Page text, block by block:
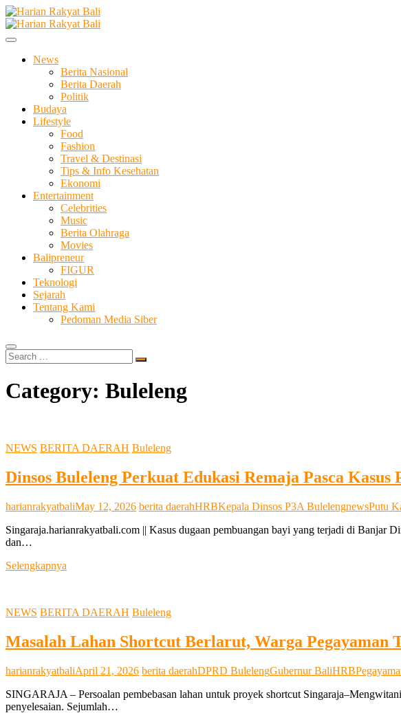
Skip
to
content
Harian Rakyat Bali
Membangun Semangat Kehidupan dan Berbangsa
News
Berita Nasional
Berita Daerah
Politik
Budaya
Lifestyle
Food
Fashion
Travel & Destinasi
Tips & Info Kesehatan
Ekonomi
Entertainment
Celebrities
Music
Berita Olahraga
Movies
Balipreneur
FIGUR
Teknologi
Sejarah
Tentang Kami
Pedoman Media Siber
Search
…
Category: Buleleng
NEWS BERITA DAERAH Buleleng
Dinsos Buleleng Perkuat Edukasi Remaja Pasca Kasus
harianrakyatbaliMay 12, 2026 berita daerahHRBKepala Dinsos P3A BulelengnewsPutu
Singaraja.harianrakyatbali.com || Kasus dugaan pembuangan bayi yang terjadi di Banjar
dan…
Selengkapnya
Remaja
Kasus
Pembuangan
di
Sawan
NEWS BERITA DAERAH Buleleng
Masalah Lahan Shortcut Berlarut, Warga Pegayaman
harianrakyatbaliApril 21, 2026 berita daerahDPRD BulelengGubernur BaliHRB
SINGARAJA – Persoalan pembebasan lahan untuk proyek shortcut
penyelesaian. Sejumlah…